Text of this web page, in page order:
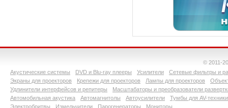
© 2011-
Акустические системы
DVD и Blu-ray плееры Усилители
Сетевые фильтры и
Экраны для проекторов
Крепежи для проекторов Лампы для проекторов
Удлинители интерфейсов и репитеры
Масштабаторы и преобразователи
Автомобильная акустика
Автомагнитолы Автоусилители
Тумбы для AV-техники
Электробритвы
Измельчители Парогенераторы Мониторы